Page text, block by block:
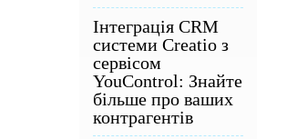
Інтеграція CRM
системи Creatio з
сервісом
YouControl: Знайте
більше про ваших
контрагентів